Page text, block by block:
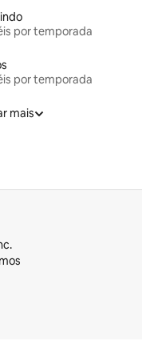
por temporada
por temporada
mais